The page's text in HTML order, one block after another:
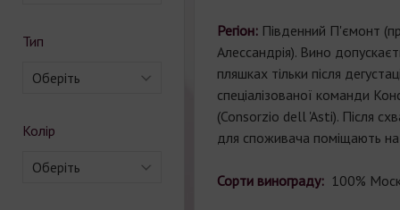
Тип
Оберіть
Колір
Оберіть
Регіон: Південний П'ємонт
Алессандрія). Вино
пляшках тільки після
спеціалізованої команди
(Consorzio dell 'Asti). Після
для споживача поміщають
Сорти винограду: 100%